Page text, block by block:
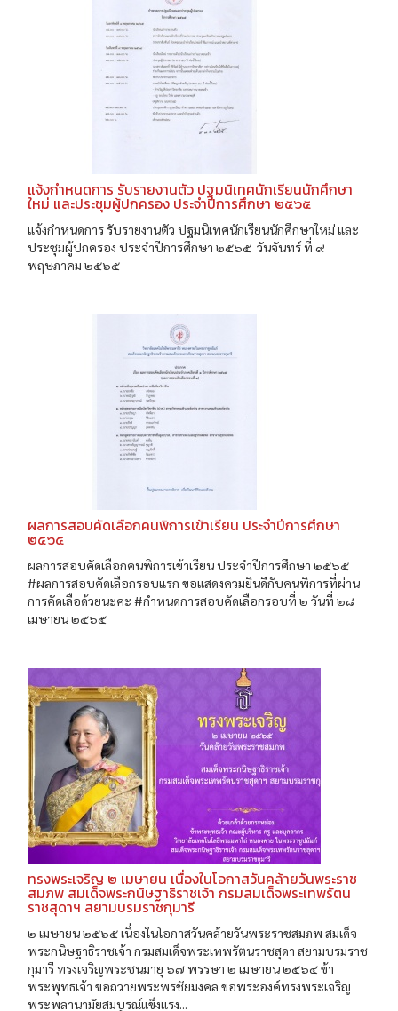
แจ้งกำหนดการ รับรายงานตัว ปฐมนิเทศนักเรียนนักศึกษา
ใหม่ และประชุมผู้ปกครอง ประจำปีการศึกษา ๒๕๖๕
แจ้งกำหนดการ รับรายงานตัว ปฐมนิเทศนักเรียนนักศึกษาใหม่ และ
ประชุมผู้ปกครอง ประจำปีการศึกษา ๒๕๖๕ วันจันทร์ ที่ ๙
พฤษภาคม ๒๕๖๕
ผลการสอบคัดเลือกคนพิการเข้าเรียน ประจำปีการศึกษา
๒๕๖๕
ผลการสอบคัดเลือกคนพิการเข้าเรียน ประจำปีการศึกษา ๒๕๖๕
#ผลการสอบคัดเลือกรอบแรก ขอแสดงควมยินดีกับคนพิการที่ผ่าน
การคัดเลือด้วยนะคะ #กำหนดการสอบคัดเลือกรอบที่ ๒ วันที่ ๒๘
เมษายน ๒๕๖๕
ทรงพระเจริญ ๒ เมษายน เนื่องในโอกาสวันคล้ายวันพระราช
สมภพ สมเด็จพระกนิษฐาธิราชเจ้า กรมสมเด็จพระเทพรัตน
ราชสุดาฯ สยามบรมราชกุมารี
๒ เมษายน ๒๕๖๕ เนื่องในโอกาสวันคล้ายวันพระราชสมภพ สมเด็จ
พระกนิษฐาธิราชเจ้า กรมสมเด็จพระเทพรัตนราชสุดา สยามบรมราช
กุมารี ทรงเจริญพระชนมายุ ๖๗ พรรษา ๒ เมษายน ๒๕๖๔ ข้า
พระพุทธเจ้า ขอถวายพระพรชัยมงคล ขอพระองค์ทรงพระเจริญ
พระพลานามัยสมบูรณ์แข็งแรง...